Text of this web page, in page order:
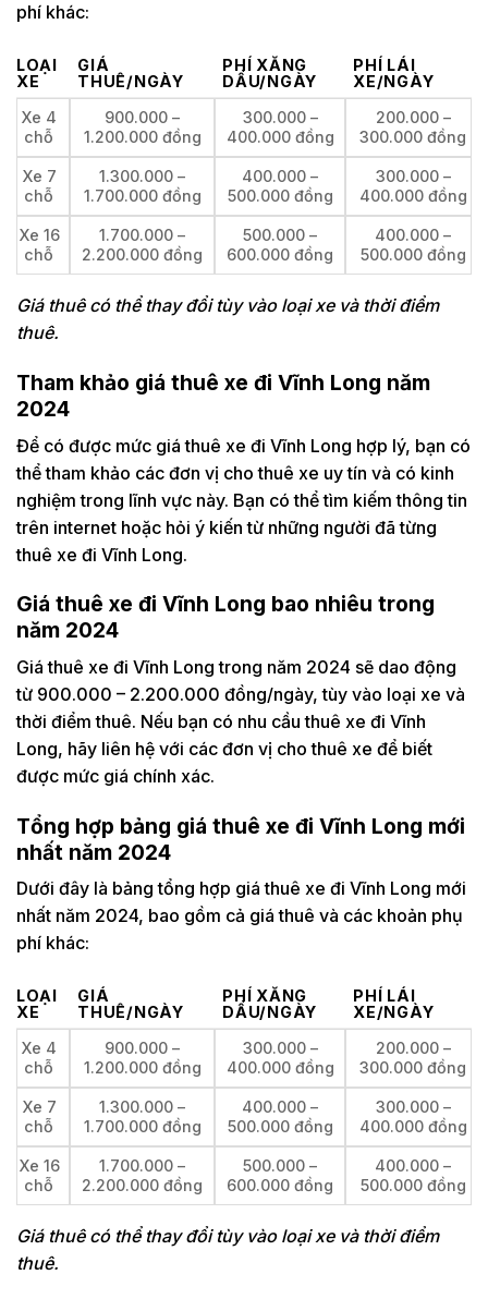
phí khác:
LOẠI
XE
GIÁ
THUÊ/NGÀY
PHÍ XĂNG
DẦU/NGÀY
PHÍ LÁI
XE/NGÀY
Xe 4
chỗ
900.000 –
1.200.000 đồng
300.000 –
400.000 đồng
200.000 –
300.000 đồng
Xe 7
chỗ
1.300.000 –
1.700.000 đồng
400.000 –
500.000 đồng
300.000 –
400.000 đồng
Xe 16
chỗ
1.700.000 –
2.200.000 đồng
500.000 –
600.000 đồng
400.000 –
500.000 đồng
Giá thuê có thể thay đổi tùy vào loại xe và thời điểm
thuê.
Tham khảo giá thuê xe đi Vĩnh Long năm
2024
Để có được mức giá thuê xe đi Vĩnh Long hợp lý, bạn có
thể tham khảo các đơn vị cho thuê xe uy tín và có kinh
nghiệm trong lĩnh vực này. Bạn có thể tìm kiếm thông tin
trên internet hoặc hỏi ý kiến từ những người đã từng
thuê xe đi Vĩnh Long.
Giá thuê xe đi Vĩnh Long bao nhiêu trong
năm 2024
Giá thuê xe đi Vĩnh Long trong năm 2024 sẽ dao động
từ 900.000 – 2.200.000 đồng/ngày, tùy vào loại xe và
thời điểm thuê. Nếu bạn có nhu cầu thuê xe đi Vĩnh
Long, hãy liên hệ với các đơn vị cho thuê xe để biết
được mức giá chính xác.
Tổng hợp bảng giá thuê xe đi Vĩnh Long mới
nhất năm 2024
Dưới đây là bảng tổng hợp giá thuê xe đi Vĩnh Long mới
nhất năm 2024, bao gồm cả giá thuê và các khoản phụ
phí khác:
LOẠI
XE
GIÁ
THUÊ/NGÀY
PHÍ XĂNG
DẦU/NGÀY
PHÍ LÁI
XE/NGÀY
Xe 4
chỗ
900.000 –
1.200.000 đồng
300.000 –
400.000 đồng
200.000 –
300.000 đồng
Xe 7
chỗ
1.300.000 –
1.700.000 đồng
400.000 –
500.000 đồng
300.000 –
400.000 đồng
Xe 16
chỗ
1.700.000 –
2.200.000 đồng
500.000 –
600.000 đồng
400.000 –
500.000 đồng
Giá thuê có thể thay đổi tùy vào loại xe và thời điểm
thuê.